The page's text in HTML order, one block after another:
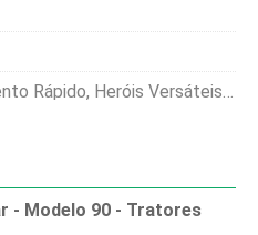
Heróis Versáteis Da Horta
- Modelo 90 - Tratores